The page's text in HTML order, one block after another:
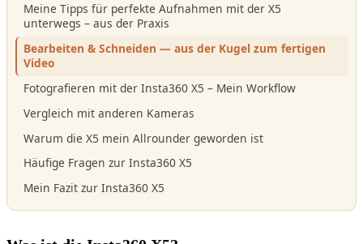
Meine Tipps für perfekte Aufnahmen mit der X5
unterwegs – aus der Praxis
Bearbeiten & Schneiden — aus der Kugel zum fertigen
Video
Fotografieren mit der Insta360 X5 – Mein Workflow
Vergleich mit anderen Kameras
Warum die X5 mein Allrounder geworden ist
Häufige Fragen zur Insta360 X5
Mein Fazit zur Insta360 X5